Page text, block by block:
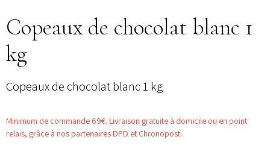
Copeaux de chocolat blanc 1
kg
Copeaux de chocolat blanc 1 kg
Minimum de commande 69€. Livraison gratuite à domicile ou en point
relais, grâce à nos partenaires DPD et Chronopost.